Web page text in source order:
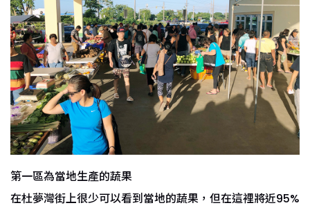
第一區為當地生產的蔬果
在杜夢灣街上很少可以看到當地的蔬果，但在這裡將近95%